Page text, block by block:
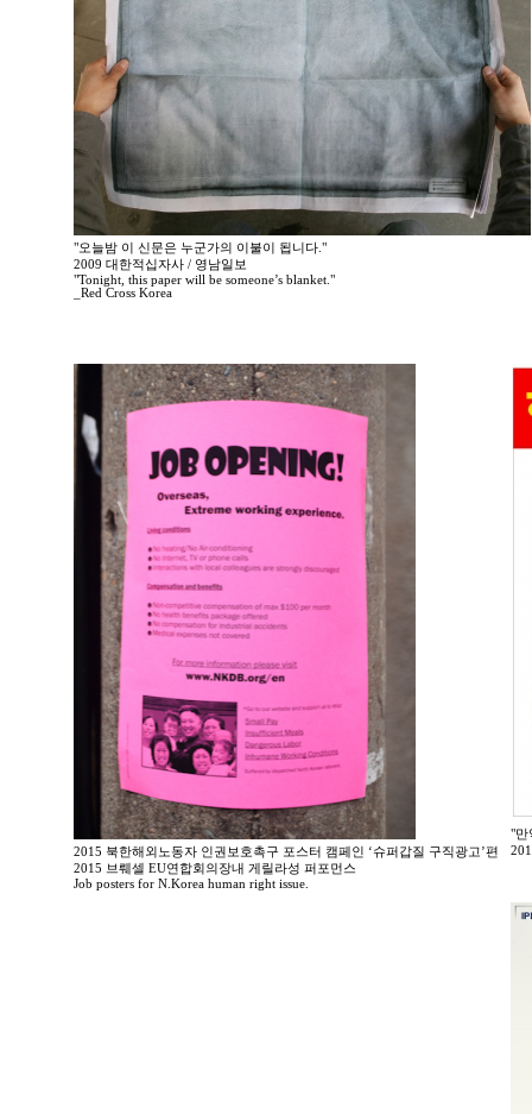
"오늘밤 이 신문은 누군가의 이불이 됩니다."
2009 대한적십자사 / 영남일보
"Tonight, this paper will be someone’s blanket."
_Red Cross Korea
2015 북한해외노동자 인권보호촉구 포스터 캠페인 ‘슈퍼갑질 구직광고’편
2015 브뤠셀 EU연합회의장내 게릴라성 퍼포먼스
Job posters for N.Korea human right issue.
"만